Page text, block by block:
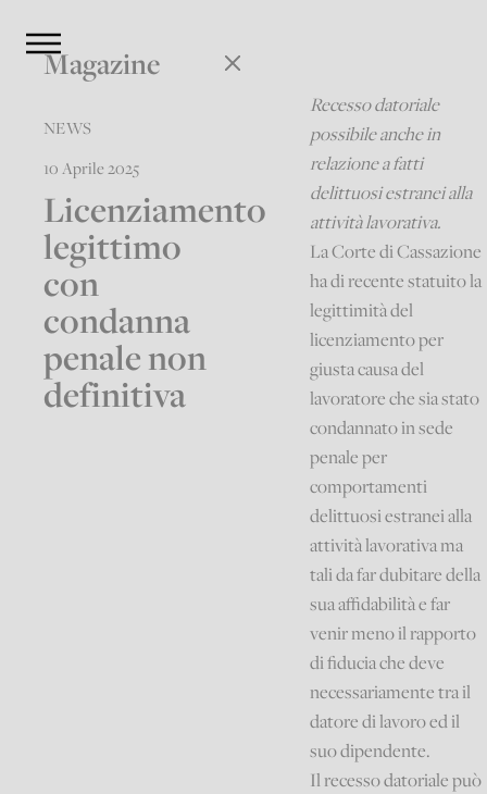
Magazine
NEWS
10 Aprile 2025
Licenziamento
legittimo
con
condanna
penale non
definitiva
Recesso datoriale
possibile anche in
relazione a fatti
delittuosi estranei alla
attività lavorativa.
La Corte di Cassazione
ha di recente statuito la
legittimità del
licenziamento per
giusta causa del
lavoratore che sia stato
condannato in sede
penale per
comportamenti
delittuosi estranei alla
attività lavorativa ma
tali da far dubitare della
sua affidabilità e far
venir meno il rapporto
di fiducia che deve
necessariamente tra il
datore di lavoro ed il
suo dipendente.
Il recesso datoriale può